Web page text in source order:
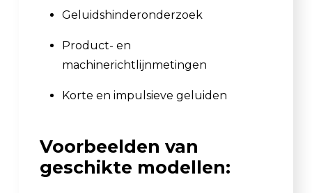
Geluidshinderonderzoek
Product- en
machinerichtlijnmetingen
Korte en impulsieve geluiden
Voorbeelden van
geschikte modellen: